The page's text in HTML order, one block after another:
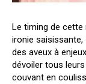
Le timing de cette
ironie
des aveux à
dévoiler tous
couvant en